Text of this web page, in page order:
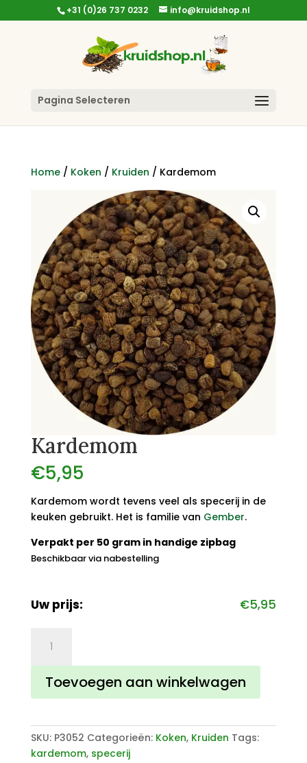
+31 (0)26 737 0232 info@kruidshop.nl
Pagina Selecteren
Home/ Koken / Kruiden / Kardemom
Kardemom
€5,95
Kardemom wordt tevens veel als specerij in de
keuken gebruikt. Het is familie van Gember.
Verpakt per 50 gram in handige zipbag
Beschikbaar via nabestelling
Uw prijs: €5,95
aantal
Toevoegen aan winkelwagen
SKU: P3052 Categorieën: Koken, Kruiden Tags:
kardemom, specerij